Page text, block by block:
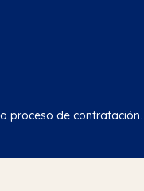
proceso de contratación.